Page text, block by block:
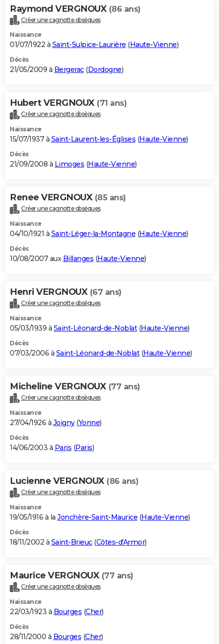
Raymond VERGNOUX (86 ans)
Créer une cagnotte obsèques
Naissance
01/07/1922 à Saint-Sulpice-Laurière (Haute-Vienne)
Décès
21/05/2009 à Bergerac(Dordogne)
Hubert VERGNOUX (71 ans)
Créer une cagnotte obsèques
Naissance
15/07/1937 à Saint-Laurent-les-Églises (Haute-Vienne)
Décès
21/09/2008 à Limoges (Haute-Vienne)
Renee VERGNOUX (85 ans)
Créer une cagnotte obsèques
Naissance
04/10/1921 à Saint-Léger-la-Montagne (Haute-Vienne)
Décès
10/08/2007 aux Billanges (Haute-Vienne)
Henri VERGNOUX (67 ans)
Créer une cagnotte obsèques
Naissance
05/03/1939 à Saint-Léonard-de-Noblat(Haute-Vienne)
Décès
07/03/2006 à Saint-Léonard-de-Noblat(Haute-Vienne)
Micheline VERGNOUX (77 ans)
Créer une cagnotte obsèques
Naissance
27/04/1926 à Joigny(Yonne)
Décès
14/06/2003 à Paris (Paris)
Lucienne VERGNOUX (86 ans)
Créer une cagnotte obsèques
Naissance
19/05/1916 à la Jonchère-Saint-Maurice (Haute-Vienne)
Décès
18/11/2002 à Saint-Brieuc(Côtes-d'Armor)
Maurice VERGNOUX (77 ans)
Créer une cagnotte obsèques
Naissance
22/03/1923 à Bourges (Cher)
Décès
28/11/2000 à Bourges (Cher)